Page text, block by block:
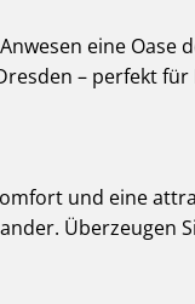
eine
– perfekt
und eine
Überzeugen